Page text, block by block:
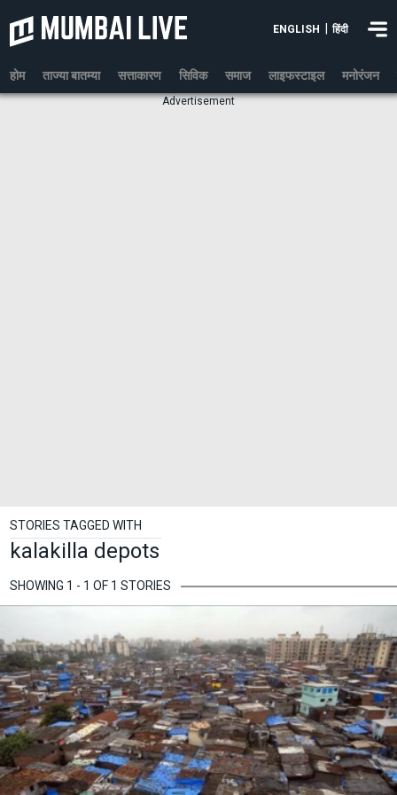
ENGLISH हिंदी
होम ताज्या बातम्या सत्ताकारण सिविक समाज लाइफस्टाइल मनोरंजन
Advertisement
STORIES TAGGED WITH
kalakilla depots
SHOWING 1 - 1 OF 1 STORIES